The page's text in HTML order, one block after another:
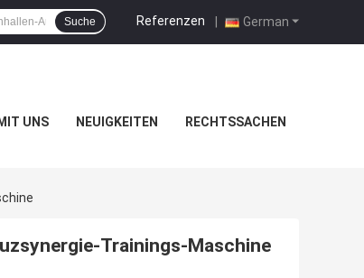
German
Referenzen |
Suche
UNS NEUIGKEITEN RECHTSSACHEN
Trainings-Maschine